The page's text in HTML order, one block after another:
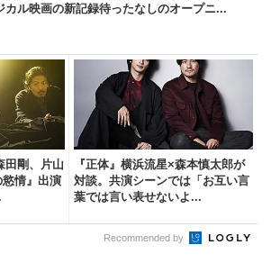
カル映画の新記録待ったなしのオープニ...
田剛、片山
情』出演
『正体』横浜流星×森本慎太郎が
対談。共演シーンでは「お互い言
葉では言い表せないよ...
Recommended by